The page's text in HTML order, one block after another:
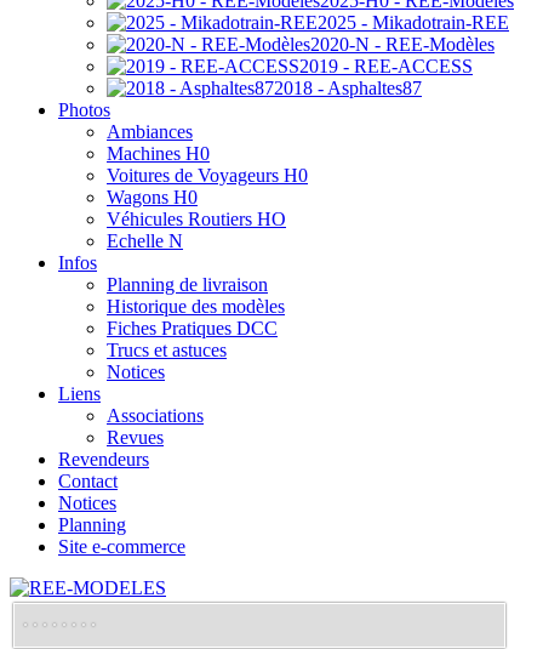
2025 - Mikadotrain-REE
2020-N - REE-Modèles
2019 - REE-ACCESS
2018 - Asphaltes87
Photos
Ambiances
Machines H0
Voitures de Voyageurs H0
Wagons H0
Véhicules Routiers HO
Echelle N
Infos
Planning de livraison
Historique des modèles
Fiches Pratiques DCC
Trucs et astuces
Notices
Liens
Associations
Revues
Revendeurs
Contact
Notices
Planning
Site e-commerce